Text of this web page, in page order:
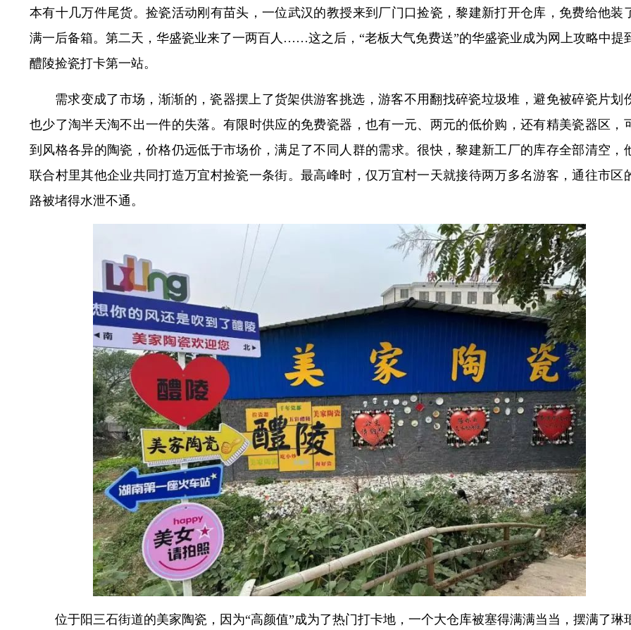
本有十几万件尾货。捡瓷活动刚有苗头，一位武汉的教授来到厂门口捡瓷，黎建新打开仓库，免费给他装
满一后备箱。第二天，华盛瓷业来了一两百人……这之后，“老板大气免费送”的华盛瓷业成为网上攻略中提
醴陵捡瓷打卡第一站。
需求变成了市场，渐渐的，瓷器摆上了货架供游客挑选，游客不用翻找碎瓷垃圾堆，避免被碎瓷片划
也少了淘半天淘不出一件的失落。有限时供应的免费瓷器，也有一元、两元的低价购，还有精美瓷器区，
到风格各异的陶瓷，价格仍远低于市场价，满足了不同人群的需求。很快，黎建新工厂的库存全部清空，
联合村里其他企业共同打造万宜村捡瓷一条街。最高峰时，仅万宜村一天就接待两万多名游客，通往市区
路被堵得水泄不通。
位于阳三石街道的美家陶瓷，因为“高颜值”成为了热门打卡地，一个大仓库被塞得满满当当，摆满了琳